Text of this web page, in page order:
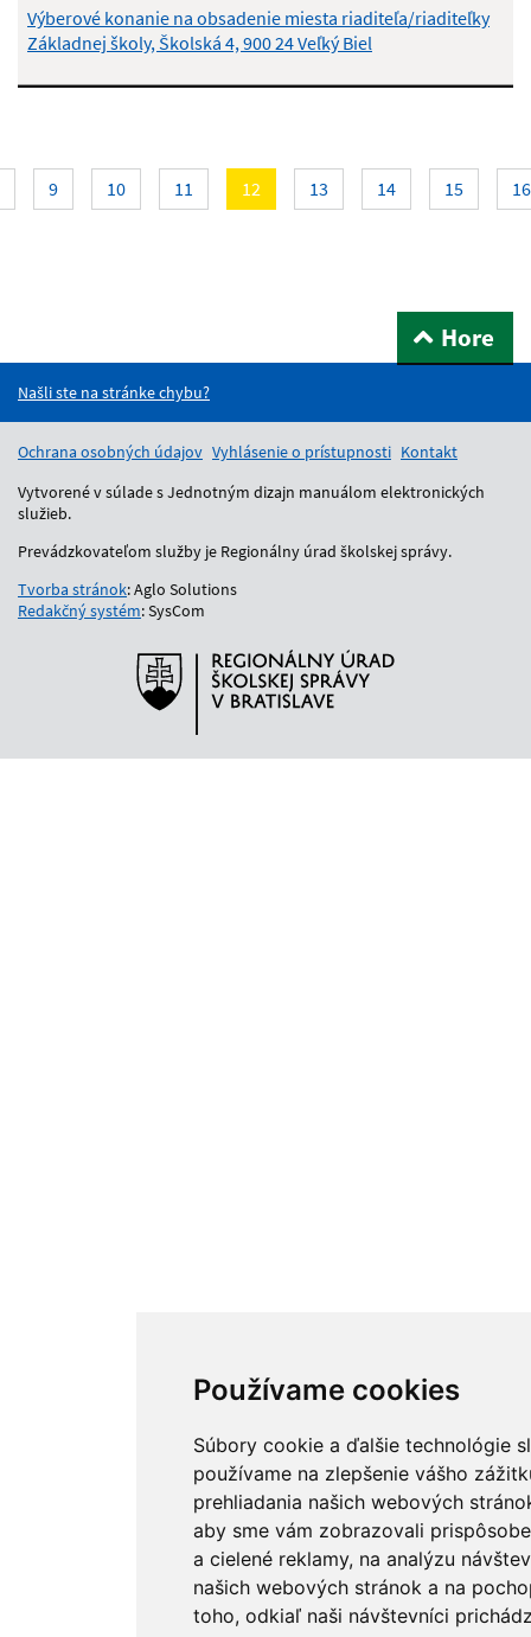
Používame cookies
Súbory cookie a ďalšie technológie
používame na zlepšenie vášho
prehliadania našich webových
aby sme vám zobrazovali
a cielené reklamy, na analýzu
našich webových stránok a na
toho, odkiaľ naši návštevníci
Výberové konanie na obsadenie miesta riaditeľa/riaditeľky
Základnej školy, Školská 4, 900 24 Veľký Biel
9 10 11 12 Aktuálna
stránka
13 14 15 16
Hore
Našli ste na stránke chybu?
Ochrana osobných údajov Vyhlásenie o prístupnosti Kontakt
Vytvorené v súlade s Jednotným dizajn manuálom elektronických
služieb.
Prevádzkovateľom služby je Regionálny úrad školskej správy.
Tvorba stránok: Aglo Solutions
Redakčný systém: SysCom